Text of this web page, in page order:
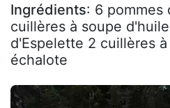
Ingrédients: 6 pommes
cuillères à soupe
d'Espelette 2 cuillères
échalote